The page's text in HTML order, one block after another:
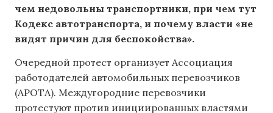
чем недовольны транспортники, при чем тут
Кодекс автотранспорта, и почему власти «не
видят причин для беспокойства».
Очередной протест организует Ассоциация
работодателей автомобильных перевозчиков
(APOTA). Междугородние перевозчики
протестуют против инициированных властями